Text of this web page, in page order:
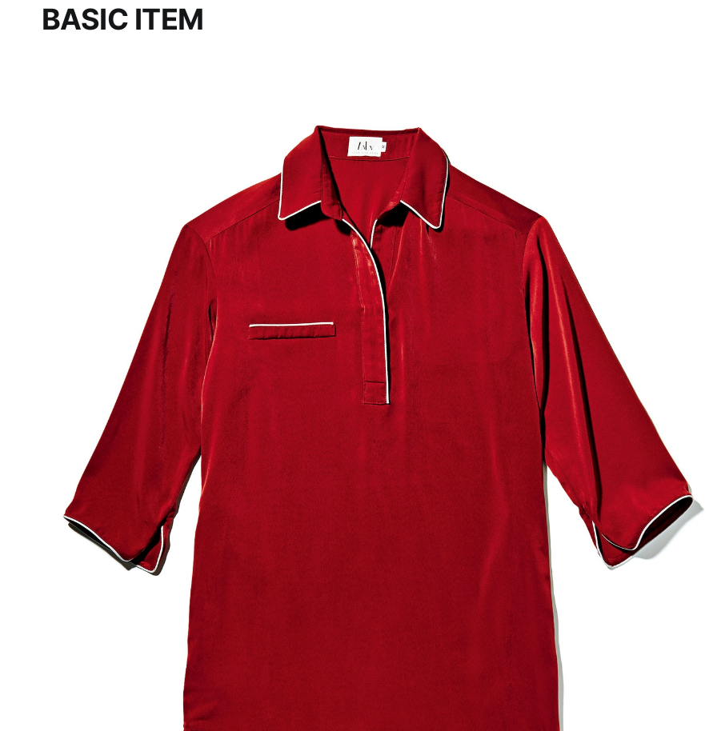
BASIC ITEM